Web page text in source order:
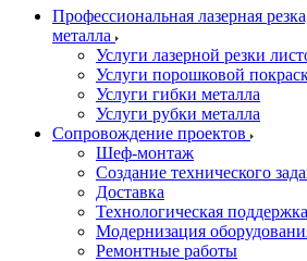
Профессиональная лазерная
металла
Услуги лазерной резки
Услуги порошковой
Услуги гибки металла
Услуги рубки металла
Сопровождение проектов
Шеф-монтаж
Создание технического
Доставка
Технологическая поддержка
Модернизация
Ремонтные работы